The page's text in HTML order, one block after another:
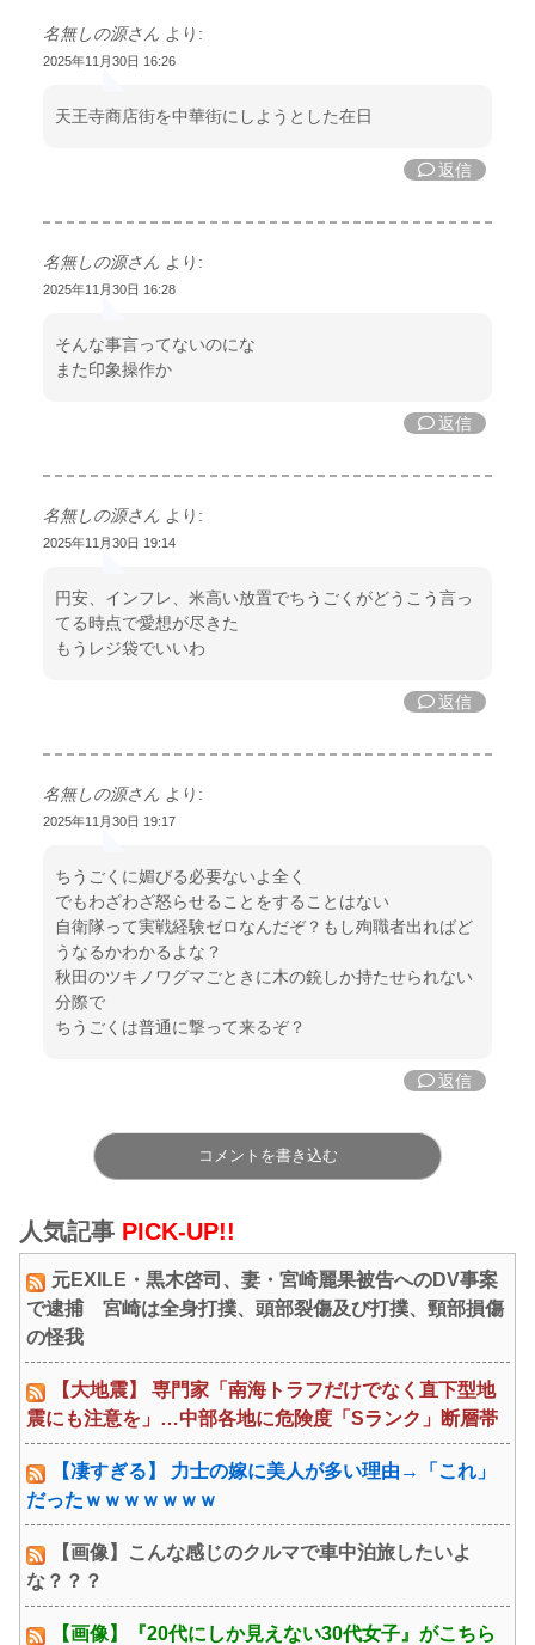
名無しの源さん より:
2025年11月30日 16:26
天王寺商店街を中華街にしようとした在日
返信
名無しの源さん より:
2025年11月30日 16:28
そんな事言ってないのにな
また印象操作か
返信
名無しの源さん より:
2025年11月30日 19:14
円安、インフレ、米高い放置でちうごくがどうこう言っ
てる時点で愛想が尽きた
もうレジ袋でいいわ
返信
名無しの源さん より:
2025年11月30日 19:17
ちうごくに媚びる必要ないよ全く
でもわざわざ怒らせることをすることはない
自衛隊って実戦経験ゼロなんだぞ？もし殉職者出ればど
うなるかわかるよな？
秋田のツキノワグマごときに木の銃しか持たせられない
分際で
ちうごくは普通に撃って来るぞ？
返信
コメントを書き込む
人気記事 PICK-UP!!
元EXILE・黒木啓司、妻・宮崎麗果被告へのDV事案
で逮捕 宮崎は全身打撲、頭部裂傷及び打撲、頸部損傷
の怪我
【大地震】 専門家「南海トラフだけでなく直下型地
震にも注意を」…中部各地に危険度「Sランク」断層帯
【凄すぎる】 力士の嫁に美人が多い理由→「これ」
だったｗｗｗｗｗｗｗ
【画像】こんな感じのクルマで車中泊旅したいよ
な？？？
【画像】『20代にしか見えない30代女子』がこちら